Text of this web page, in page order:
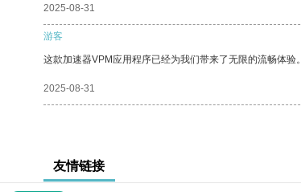
2025-08-31
游客
这款加速器VPM应用程序已经为我们带来了无限的流畅体验。
2025-08-31
友情链接